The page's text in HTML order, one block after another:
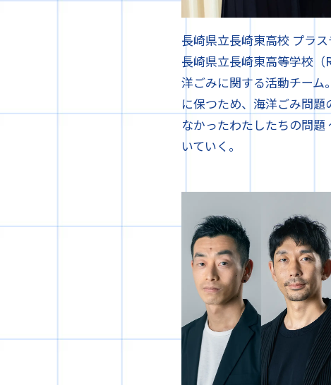
長崎県立長崎東高校 プラ
長崎県立長崎東高等学校
洋ごみに関する活動チー
に保つため、海洋ごみ問
なかったわたしたちの問
いていく。